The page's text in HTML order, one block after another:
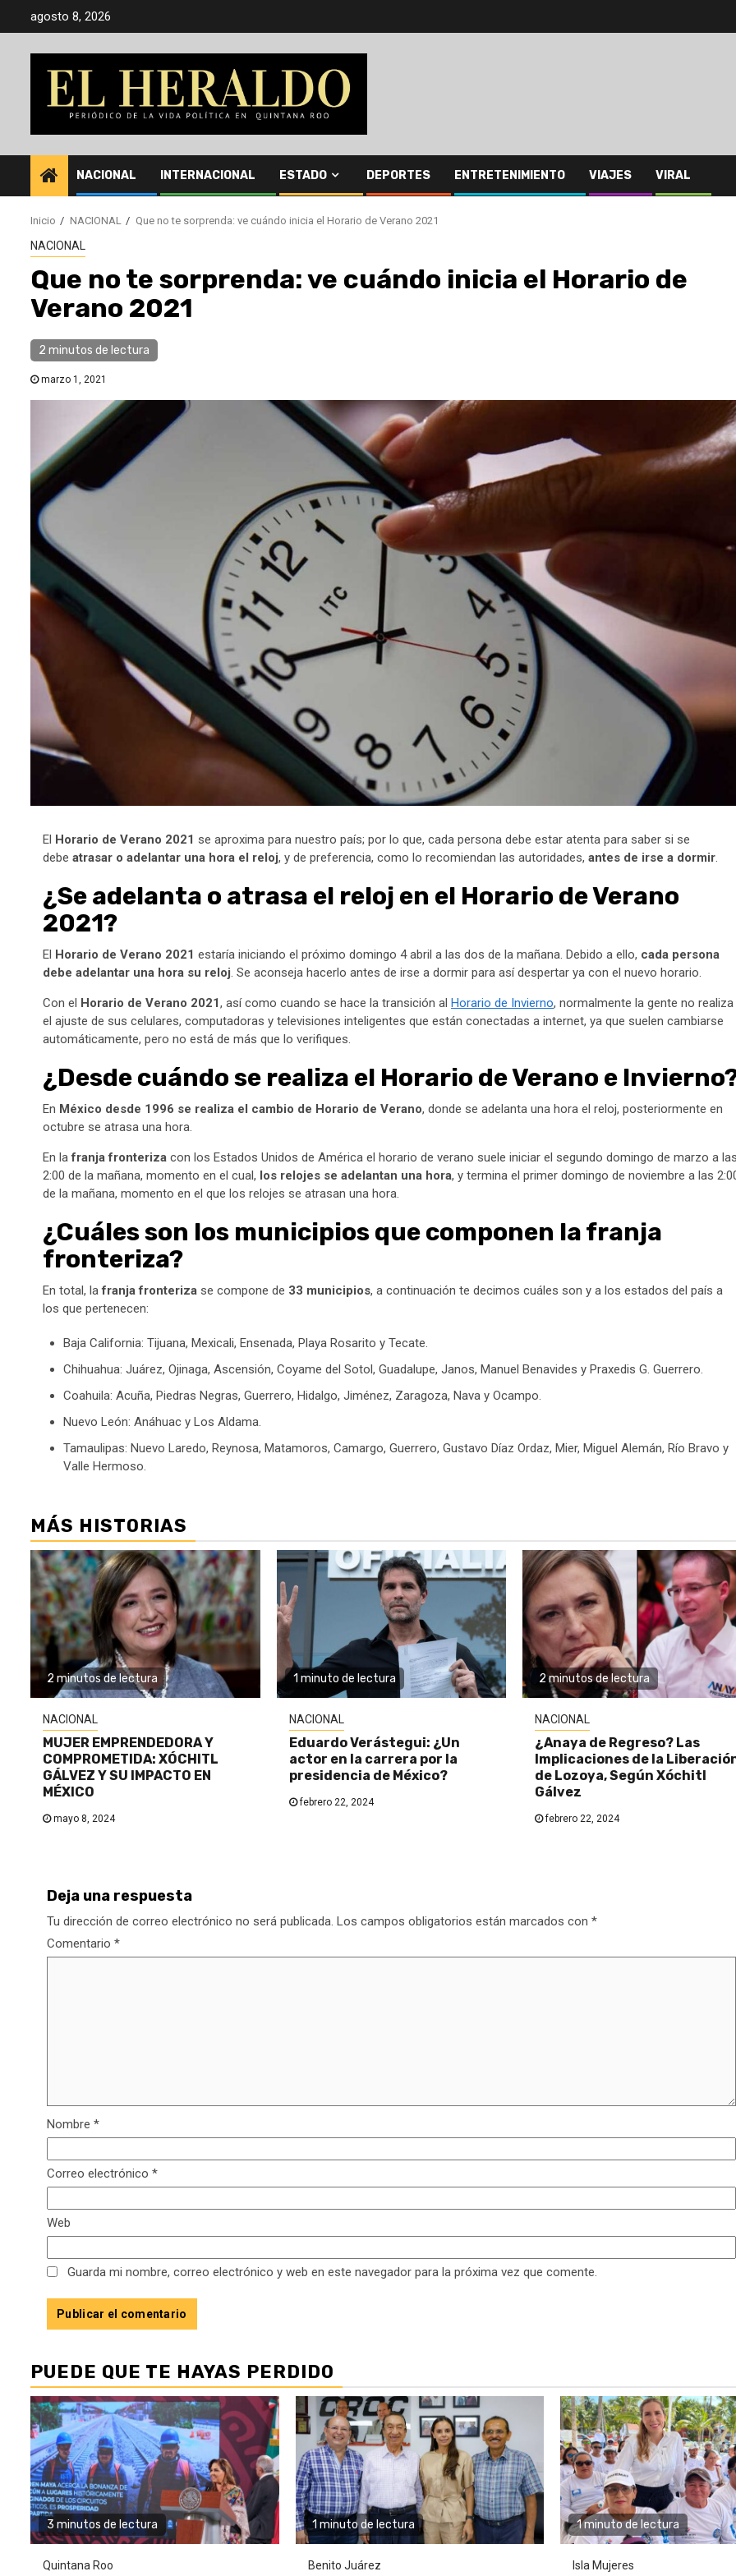
agosto 8, 2026
NACIONAL INTERNACIONAL ESTADO DEPORTES ENTRETENIMIENTO VIAJES VIRAL
Inicio NACIONAL Que no te sorprenda: ve cuándo inicia el Horario de Verano 2021
NACIONAL
Que no te sorprenda: ve cuándo inicia el Horario de
Verano 2021
2 minutos de lectura
marzo 1, 2021
El Horario de Verano 2021 se aproxima para nuestro país; por lo que, cada persona debe estar atenta para saber si se
debe atrasar o adelantar una hora el reloj, y de preferencia, como lo recomiendan las autoridades, antes de irse a dormir.
¿Se adelanta o atrasa el reloj en el Horario de Verano
2021?
El Horario de Verano 2021 estaría iniciando el próximo domingo 4 abril a las dos de la mañana. Debido a ello, cada persona
debe adelantar una hora su reloj. Se aconseja hacerlo antes de irse a dormir para así despertar ya con el nuevo horario.
Con el Horario de Verano 2021, así como cuando se hace la transición al Horario de Invierno, normalmente la gente no realiza
el ajuste de sus celulares, computadoras y televisiones inteligentes que están conectadas a internet, ya que suelen cambiarse
automáticamente, pero no está de más que lo verifiques.
¿Desde cuándo se realiza el Horario de Verano e
En México desde 1996 se realiza el cambio de Horario de Verano, donde se adelanta una hora el reloj, posteriormente en
octubre se atrasa una hora.
En lafranja fronteriza con los Estados Unidos de América el horario de verano suele iniciar el segundo domingo de marzo a
2:00 de la mañana, momento en el cual, los relojes se adelantan una hora, y termina el primer domingo de noviembre a las
de la mañana, momento en el que los relojes se atrasan una hora.
¿Cuáles son los municipios que componen la franja
fronteriza?
En total, lafranja fronteriza se compone de 33 municipios, a continuación te decimos cuáles son y a los estados del país a
los que pertenecen:
Baja California: Tijuana, Mexicali, Ensenada, Playa Rosarito y Tecate.
Chihuahua: Juárez, Ojinaga, Ascensión, Coyame del Sotol, Guadalupe, Janos, Manuel Benavides y Praxedis G. Guerrero.
Coahuila: Acuña, Piedras Negras, Guerrero, Hidalgo, Jiménez, Zaragoza, Nava y Ocampo.
Nuevo León: Anáhuac y Los Aldama.
Tamaulipas: Nuevo Laredo, Reynosa, Matamoros, Camargo, Guerrero, Gustavo Díaz Ordaz, Mier, Miguel Alemán, Río Bravo y
Valle Hermoso.
MÁS HISTORIAS
2 minutos de lectura
NACIONAL
MUJER EMPRENDEDORA Y
COMPROMETIDA: XÓCHITL
GÁLVEZ Y SU IMPACTO EN
MÉXICO
mayo 8, 2024
1 minuto de lectura
NACIONAL
Eduardo Verástegui: ¿Un
actor en la carrera por la
presidencia de México?
febrero 22, 2024
2 minutos de lectura
NACIONAL
¿Anaya de Regreso? Las
Implicaciones de la
de Lozoya, Según Xóchitl
Gálvez
febrero 22, 2024
Deja una respuesta
Tu dirección de correo electrónico no será publicada. Los campos obligatorios están marcados con *
Comentario *
Nombre *
Correo electrónico *
Web
Guarda mi nombre, correo electrónico y web en este navegador para la próxima vez que comente.
PUEDE QUE TE HAYAS PERDIDO
3 minutos de lectura
Quintana Roo
1 minuto de lectura
Benito Juárez
1 minuto de lectura
Isla Mujeres